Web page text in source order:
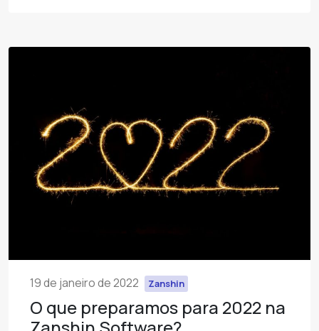
19 de janeiro de 2022 Zanshin
O que preparamos para 2022 na